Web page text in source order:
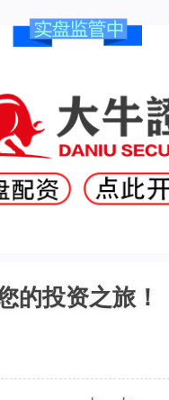
的投资之旅！